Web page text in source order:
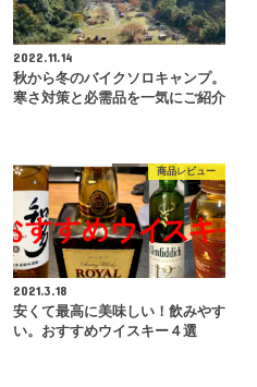
2022.11.14
秋から冬のバイクソロキャンプ。
寒さ対策と必需品を一気にご紹介
商品レビュー
2021.3.18
安くて最高に美味しい！飲みやす
い。おすすめウイスキー４選